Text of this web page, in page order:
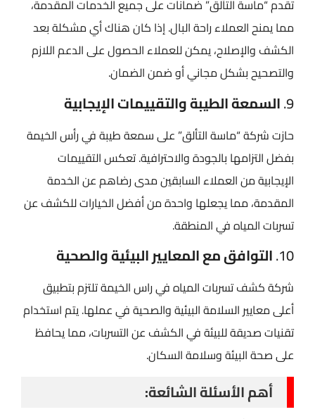
تقدم “ماسة التألق” ضمانات على جميع الخدمات المقدمة،
مما يمنح العملاء راحة البال. إذا كان هناك أي مشكلة بعد
الكشف والإصلاح، يمكن للعملاء الحصول على الدعم اللازم
والتصحيح بشكل مجاني أو ضمن الضمان.
9. السمعة الطيبة والتقييمات الإيجابية
حازت شركة “ماسة التألق” على سمعة طيبة في رأس الخيمة
بفضل التزامها بالجودة والاحترافية. تعكس التقييمات
الإيجابية من العملاء السابقين مدى رضاهم عن الخدمة
المقدمة، مما يجعلها واحدة من أفضل الخيارات للكشف عن
تسربات المياه في المنطقة.
10. التوافق مع المعايير البيئية والصحية
شركة كشف تسربات المياه في راس الخيمة تلتزم بتطبيق
أعلى معايير السلامة البيئية والصحية في عملها. يتم استخدام
تقنيات صديقة للبيئة في الكشف عن التسربات، مما يحافظ
على صحة البيئة وسلامة السكان.
أهم الأسئلة الشائعة: